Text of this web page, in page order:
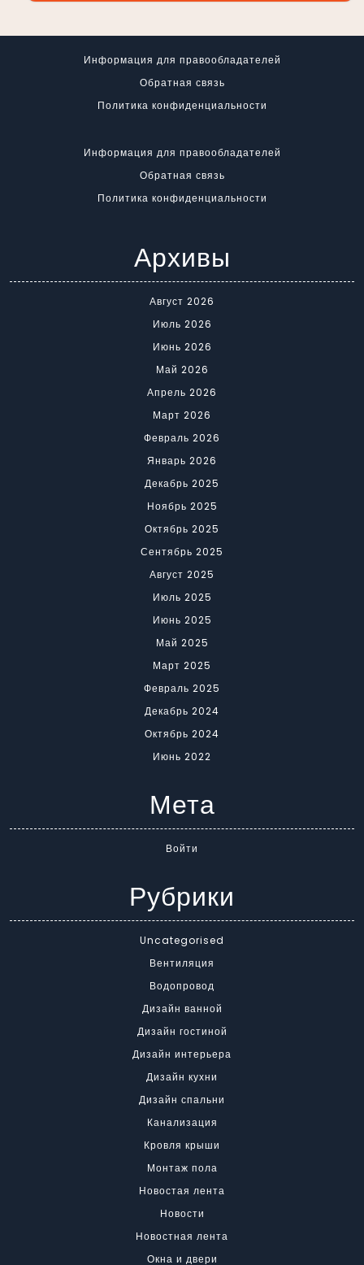
Информация для правообладателей
Обратная связь
Политика конфиденциальности
Информация для правообладателей
Обратная связь
Политика конфиденциальности
Архивы
Август 2026
Июль 2026
Июнь 2026
Май 2026
Апрель 2026
Март 2026
Февраль 2026
Январь 2026
Декабрь 2025
Ноябрь 2025
Октябрь 2025
Сентябрь 2025
Август 2025
Июль 2025
Июнь 2025
Май 2025
Март 2025
Февраль 2025
Декабрь 2024
Октябрь 2024
Июнь 2022
Мета
Войти
Рубрики
Uncategorised
Вентиляция
Водопровод
Дизайн ванной
Дизайн гостиной
Дизайн интерьера
Дизайн кухни
Дизайн спальни
Канализация
Кровля крыши
Монтаж пола
Новостая лента
Новости
Новостная лента
Окна и двери